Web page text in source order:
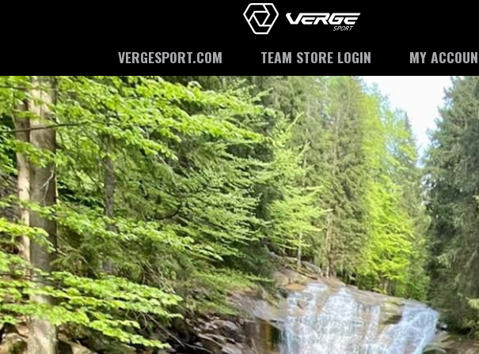
VERGESPORT.COM TEAM STORE LOGIN MY